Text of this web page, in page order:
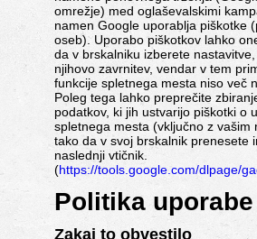
omrežje) med oglaševalskimi
namen Google uporablja piškotke
oseb). Uporabo piškotkov lahko
da v brskalniku izberete
njihovo zavrnitev, vendar v tem
funkcije spletnega mesta niso več
Poleg tega lahko preprečite
podatkov, ki jih ustvarijo piškotki o
spletnega mesta (vključno z vašim
tako da v svoj brskalnik prenesete
naslednji vtičnik.
(https://tools.google.com/dlpage/
Politika uporabe
Zakaj to obvestilo